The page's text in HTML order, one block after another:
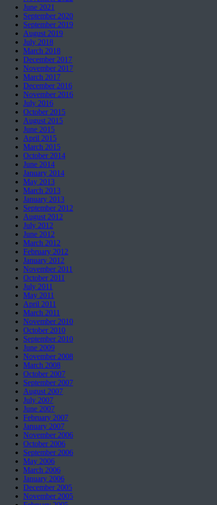
June 2021
September 2020
September 2019
August 2019
July 2018
March 2018
December 2017
November 2017
March 2017
December 2016
November 2016
July 2016
October 2015
August 2015
June 2015
April 2015
March 2015
October 2014
June 2014
January 2014
May 2013
March 2013
January 2013
September 2012
August 2012
July 2012
June 2012
March 2012
February 2012
January 2012
November 2011
October 2011
July 2011
May 2011
April 2011
March 2011
November 2010
October 2010
September 2010
June 2009
November 2008
March 2008
October 2007
September 2007
August 2007
July 2007
June 2007
February 2007
January 2007
November 2006
October 2006
September 2006
May 2006
March 2006
January 2006
December 2005
November 2005